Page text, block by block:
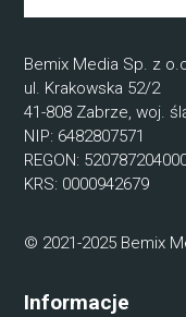
Bemix Media Sp. z
ul. Krakowska 52/2
41-808 Zabrze, woj.
NIP: 6482807571
REGON:
KRS: 0000942679
© 2021-2025 Bemix
Informacje